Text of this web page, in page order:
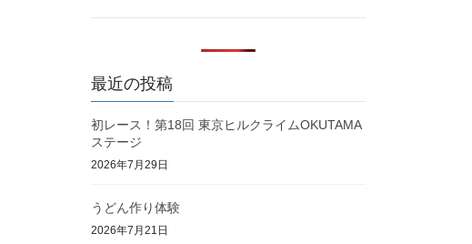
最近の投稿
初レース！第18回 東京ヒルクライムOKUTAMA
ステージ
2026年7月29日
うどん作り体験
2026年7月21日